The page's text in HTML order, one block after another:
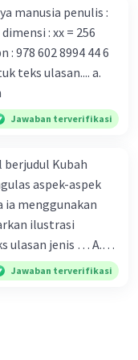
vaksin virus
virus
kesehatan dunia
Masyarakat perlu
menghadapi
di Indonesia,
bagi kesehatan
teks ulasan.... a.
Jawaban terverifikasi
berjudul Kubah
aspek-aspek
ia menggunakan
ulasan jenis … A.
kritis
Jawaban terverifikasi